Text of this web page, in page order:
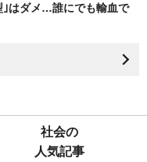
はダメ…誰にでも輸血で
社会の
人気記事